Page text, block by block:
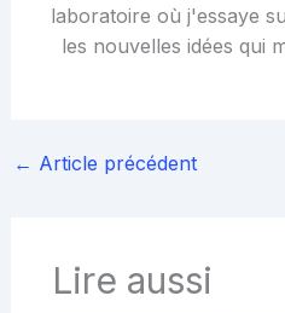
laboratoire où j'essaye
les nouvelles idées qui
← Article précédent
Lire aussi